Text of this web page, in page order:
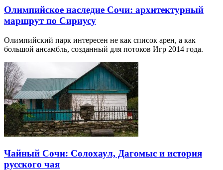
Олимпийское наследие Сочи: архитектурный
маршрут по Сириусу
Олимпийский парк интересен не как список арен, а как
большой ансамбль, созданный для потоков Игр 2014 года.
Чайный Сочи: Солохаул, Дагомыс и история
русского чая